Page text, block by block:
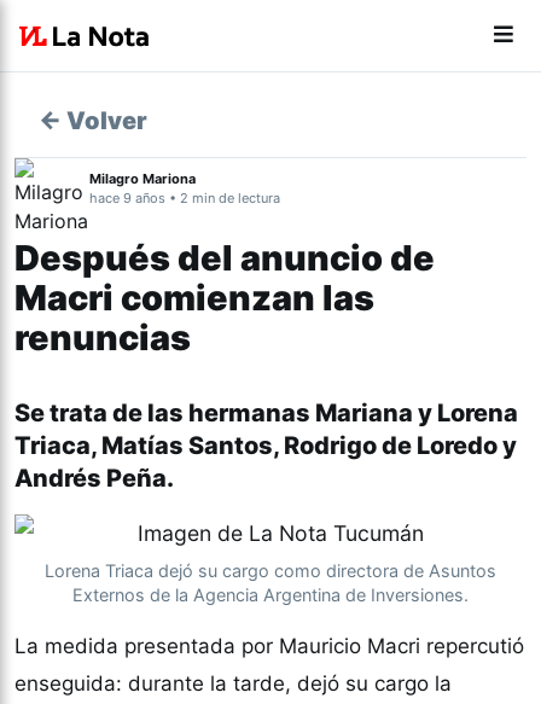
← Volver
Milagro Mariona
hace 9 años • 2 min de lectura
Después del anuncio de
Macri comienzan las
renuncias
Se trata de las hermanas Mariana y Lorena
Triaca, Matías Santos, Rodrigo de Loredo y
Andrés Peña.
Lorena Triaca dejó su cargo como directora de Asuntos
Externos de la Agencia Argentina de Inversiones.
La medida presentada por Mauricio Macri repercutió
enseguida: durante la tarde, dejó su cargo la